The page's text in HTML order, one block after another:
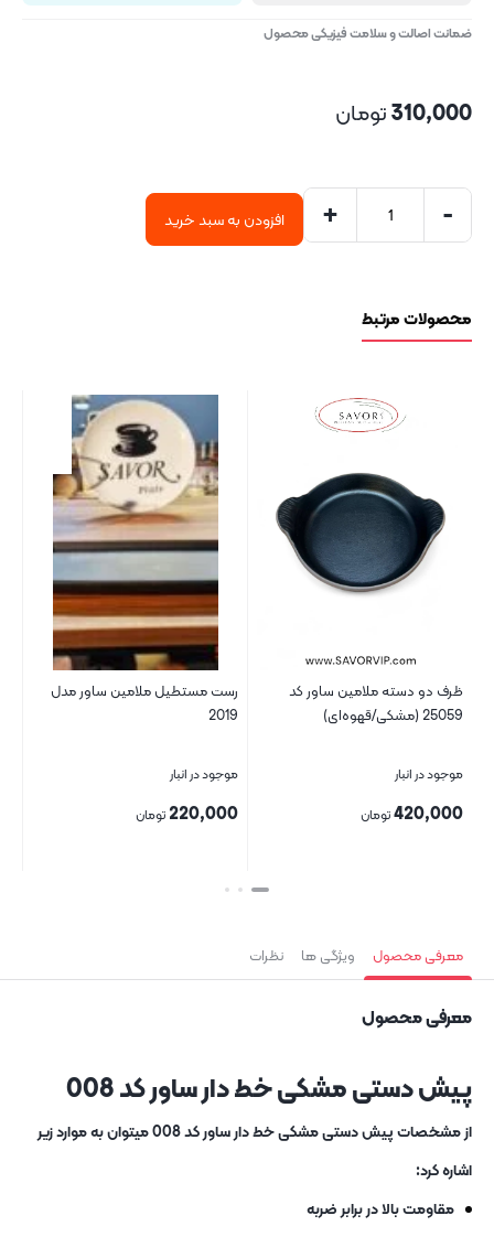
ضمانت اصالت و سلامت فیزیکی محصول
310,000تومان
-
+ افزودن به سبد خرید
محصولات مرتبط
ظرف دو دسته ملامین ساور کد
25059 (مشکی/قهوه‌ای)
موجود در انبار
420,000تومان
رست مستطیل ملامین ساور مدل
2019
موجود در انبار
220,000 تومان
بستن
معرفی محصول ویژگی ها نظرات
معرفی محصول
پيش دستی مشکی خط دار ساور کد 008
از مشخصات پيش دستی مشکی خط دار ساور کد 008 میتوان به موارد زیر
اشاره کرد:
مقاومت بالا در برابر ضربه